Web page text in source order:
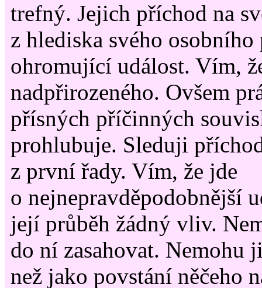
trefný. Jejich příchod na
z hlediska svého osobního
ohromující událost. Vím,
nadpřirozeného. Ovšem
přísných příčinných
prohlubuje. Sleduji
z první řady. Vím, že jde
o nejnepravděpodobnější
její průběh žádný vliv.
do ní zasahovat. Nemohu
než jako povstání něčeho